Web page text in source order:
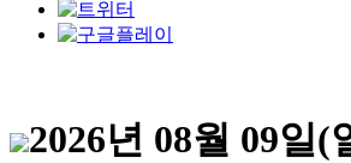
2026년 08월 09일(